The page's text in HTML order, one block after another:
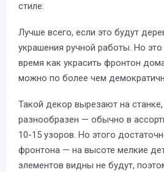
стиле:
Лучше всего, если это будут
украшения ручной работы. Но
время как украсить фронтон
можно по более чем
Такой декор вырезают на
разнообразен — обычно в
10-15 узоров. Но этого
фронтона — на высоте мелкие
элементов видны не будут,